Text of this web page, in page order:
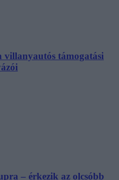
támogatási
– érkezik az olcsóbb